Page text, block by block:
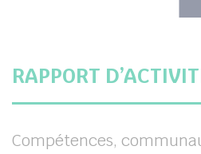
RAPPORT
Compétences,